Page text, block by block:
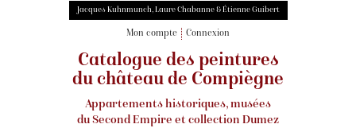
Jacques Kuhnmunch, Laure Chabanne & Étienne Guibert
Mon compte Connexion
Catalogue des peintures
du château de Compiègne
Appartements historiques, musées
du Second Empire et collection Dumez